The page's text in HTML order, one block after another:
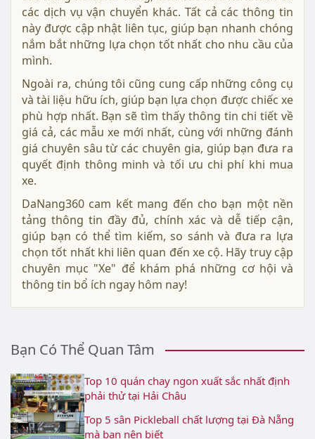
các dịch vụ vận chuyển khác. Tất cả các thông tin
này được cập nhật liên tục, giúp bạn nhanh chóng
nắm bắt những lựa chọn tốt nhất cho nhu cầu của
mình.
Ngoài ra, chúng tôi cũng cung cấp những công cụ
và tài liệu hữu ích, giúp bạn lựa chọn được chiếc xe
phù hợp nhất. Bạn sẽ tìm thấy thông tin chi tiết về
giá cả, các mẫu xe mới nhất, cùng với những đánh
giá chuyên sâu từ các chuyên gia, giúp bạn đưa ra
quyết định thông minh và tối ưu chi phí khi mua
xe.
DaNang360 cam kết mang đến cho bạn một nền
tảng thông tin đầy đủ, chính xác và dễ tiếp cận,
giúp bạn có thể tìm kiếm, so sánh và đưa ra lựa
chọn tốt nhất khi liên quan đến xe cộ. Hãy truy cập
chuyên mục "Xe" để khám phá những cơ hội và
thông tin bổ ích ngay hôm nay!
Bạn Có Thể Quan Tâm
Top 10 quán chay ngon xuất sắc nhất định
phải thử tại Hải Châu
Top 5 sân Pickleball chất lượng tại Đà Nẵng
mà bạn nên biết